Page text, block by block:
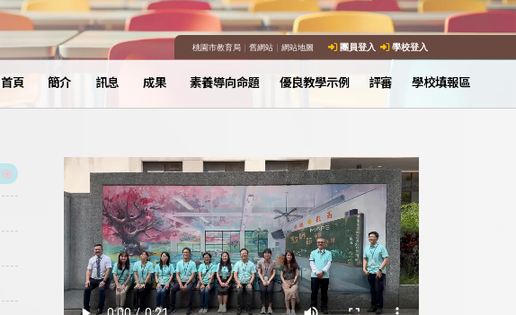
桃園市教育局｜ 舊網站｜ 網站地圖 團員登入 學校登入
首頁 簡介 訊息 成果 素養導向命題 優良教學示例 評審 學校填報區